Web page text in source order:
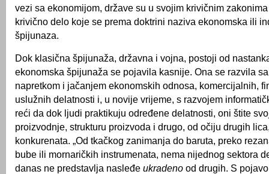
vezi sa ekonomijom, države su u svojim krivičnim
krivično delo koje se prema doktrini naziva ekonomska ili
špijunaza.
Dok klasična špijunaža, državna i vojna, postoji od
ekonomska špijunaža se pojavila kasnije. Ona se razvila
napretkom i jačanjem ekonomskih odnosa, komercijalnih,
uslužnih delatnosti i, u novije vrijeme, s razvojem
reći da dok ljudi praktikuju određene delatnosti, oni štite
proizvodnje, strukturu proizvoda i drugo, od očiju drugih
konkurenata. „Od tkačkog zanimanja do baruta, preko
bube ili mornaričkih instrumenata, nema nijednog sektora
danas ne predstavlja nasleđe ukradeno od drugih. S